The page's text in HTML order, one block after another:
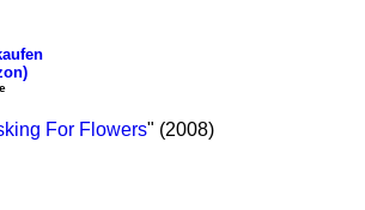
For Flowers" (2008)